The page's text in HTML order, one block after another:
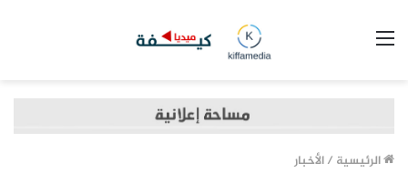
الرئيسية /الأخبار